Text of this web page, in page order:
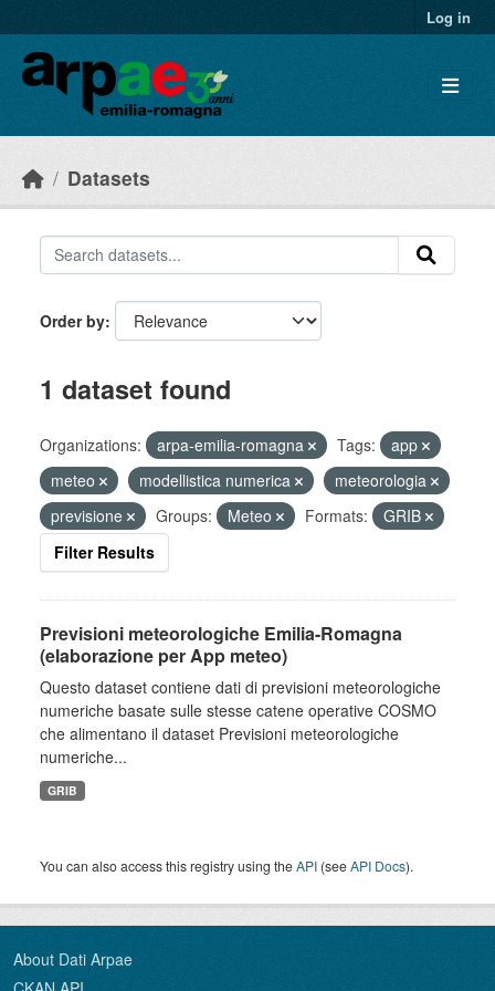
Log in
Datasets
Order by
1 dataset found
Organizations: arpa-emilia-romagna Tags:
app
meteo
modellistica numerica
meteorologia
previsione
Groups: Meteo Formats:
GRIB
Filter Results
Previsioni meteorologiche Emilia-Romagna
(elaborazione per App meteo)
Questo dataset contiene dati di previsioni meteorologiche
numeriche basate sulle stesse catene operative COSMO
che alimentano il dataset Previsioni meteorologiche
numeriche...
GRIB
You can also access this registry using theAPI (seeAPI Docs).
About Dati Arpae